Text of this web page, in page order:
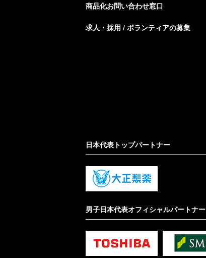
商品化お問い合わせ窓口
求人・採用 / ボランティアの募集
日本代表トップパートナー
男子日本代表オフィシャルパートナー